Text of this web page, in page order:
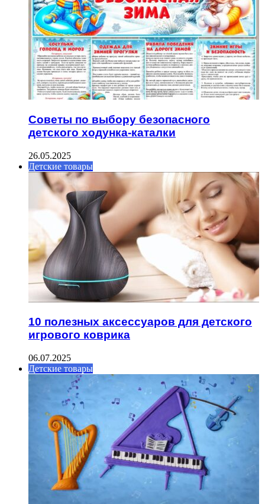
Советы по выбору безопасного
детского ходунка-каталки
26.05.2025
Детские товары
10 полезных аксессуаров для детского
игрового коврика
06.07.2025
Детские товары